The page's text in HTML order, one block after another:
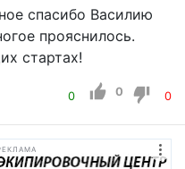
спасибо Василию
прояснилось.
стартах!
0 0 0